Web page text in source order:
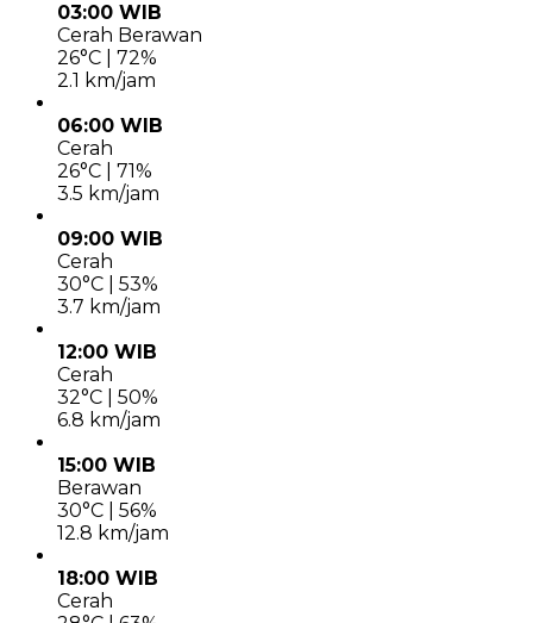
03:00 WIB
Cerah Berawan
26°C | 72%
2.1 km/jam
06:00 WIB
Cerah
26°C | 71%
3.5 km/jam
09:00 WIB
Cerah
30°C | 53%
3.7 km/jam
12:00 WIB
Cerah
32°C | 50%
6.8 km/jam
15:00 WIB
Berawan
30°C | 56%
12.8 km/jam
18:00 WIB
Cerah